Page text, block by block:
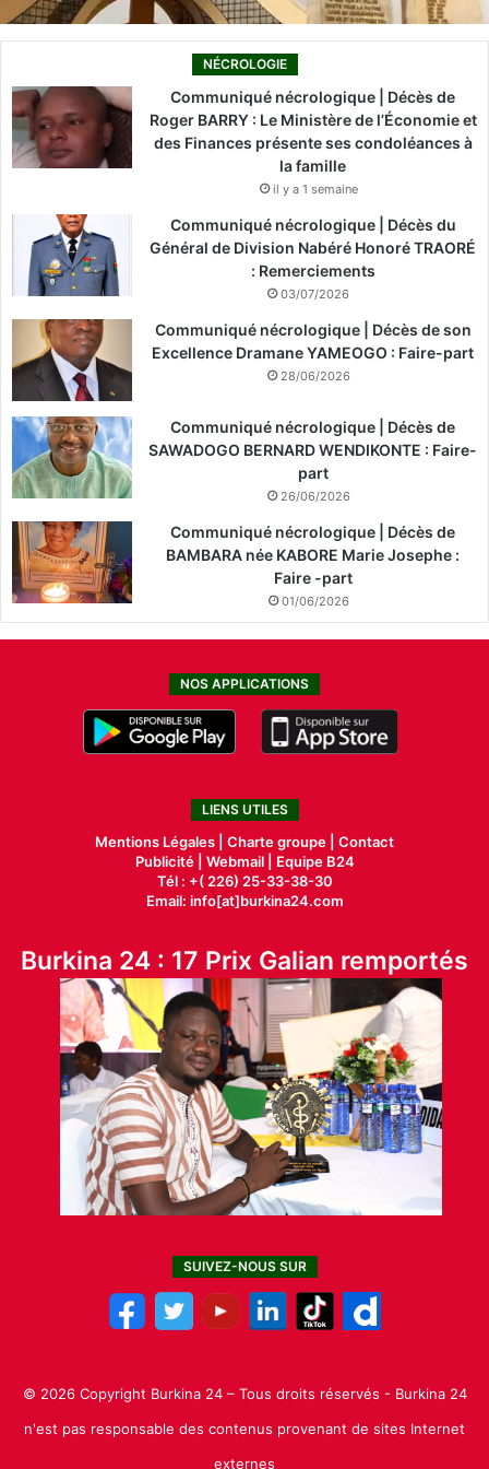
NÉCROLOGIE
Communiqué nécrologique | Décès de
Roger BARRY : Le Ministère de l’Économie et
des Finances présente ses condoléances à
la famille
il y a 1 semaine
Communiqué nécrologique | Décès du
Général de Division Nabéré Honoré TRAORÉ
: Remerciements
03/07/2026
Communiqué nécrologique | Décès de son
Excellence Dramane YAMEOGO : Faire-part
28/06/2026
Communiqué nécrologique | Décès de
SAWADOGO BERNARD WENDIKONTE : Faire-
part
26/06/2026
Communiqué nécrologique | Décès de
BAMBARA née KABORE Marie Josephe :
Faire -part
01/06/2026
NOS APPLICATIONS
LIENS UTILES
Mentions Légales | Charte groupe | Contact
Publicité| Webmail |
Equipe B24
Tél : +( 226) 25-33-38-30
Email: info[at]burkina24.com
Burkina 24 : 17 Prix Galian remportés
SUIVEZ-NOUS SUR
© 2026 Copyright Burkina 24 – Tous droits réservés - Burkina 24
n'est pas responsable des contenus provenant de sites Internet
externes